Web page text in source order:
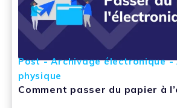
Post - Archivage électronique -
physique
Comment passer du papier à